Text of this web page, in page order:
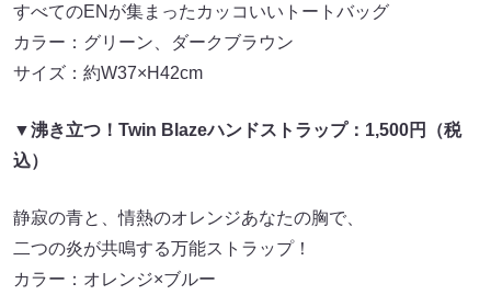
すべてのENが集まったカッコいいトートバッグ
カラー：グリーン、ダークブラウン
サイズ：約W37×H42cm
▼沸き立つ！Twin Blazeハンドストラップ：1,500円（税
込）
静寂の青と、情熱のオレンジあなたの胸で、
二つの炎が共鳴する万能ストラップ！
カラー：オレンジ×ブルー